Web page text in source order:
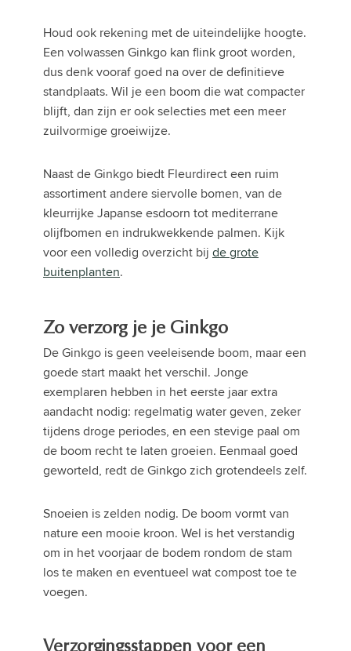
Houd ook rekening met de uiteindelijke hoogte.
Een volwassen Ginkgo kan flink groot worden,
dus denk vooraf goed na over de definitieve
standplaats. Wil je een boom die wat compacter
blijft, dan zijn er ook selecties met een meer
zuilvormige groeiwijze.
Naast de Ginkgo biedt Fleurdirect een ruim
assortiment andere siervolle bomen, van de
kleurrijke Japanse esdoorn tot mediterrane
olijfbomen en indrukwekkende palmen. Kijk
voor een volledig overzicht bij de grote
buitenplanten.
Zo verzorg je je Ginkgo
De Ginkgo is geen veeleisende boom, maar een
goede start maakt het verschil. Jonge
exemplaren hebben in het eerste jaar extra
aandacht nodig: regelmatig water geven, zeker
tijdens droge periodes, en een stevige paal om
de boom recht te laten groeien. Eenmaal goed
geworteld, redt de Ginkgo zich grotendeels zelf.
Snoeien is zelden nodig. De boom vormt van
nature een mooie kroon. Wel is het verstandig
om in het voorjaar de bodem rondom de stam
los te maken en eventueel wat compost toe te
voegen.
Verzorgingsstappen voor een